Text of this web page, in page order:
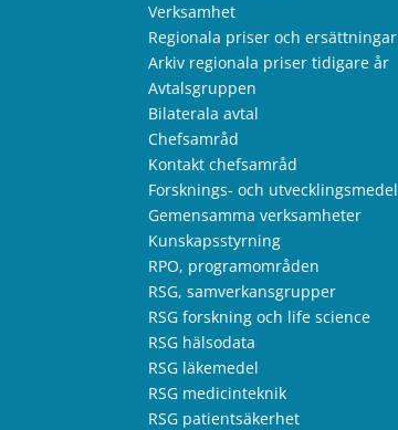
Verksamhet
Regionala priser och ersättningar
Arkiv regionala priser tidigare år
Avtalsgruppen
Bilaterala avtal
Chefsamråd
Kontakt chefsamråd
Forsknings- och utvecklingsmedel
Gemensamma verksamheter
Kunskapsstyrning
RPO, programområden
RSG, samverkansgrupper
RSG forskning och life science
RSG hälsodata
RSG läkemedel
RSG medicinteknik
RSG patientsäkerhet